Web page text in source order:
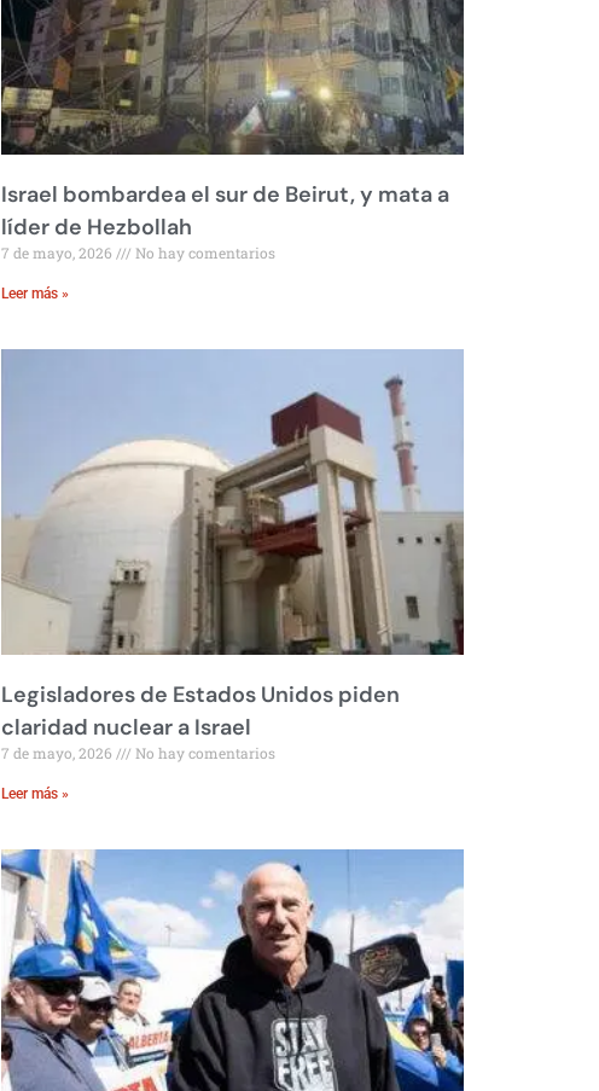
Israel bombardea el sur de Beirut, y mata a
líder de Hezbollah
7 de mayo, 2026 No hay comentarios
Leer más »
Legisladores de Estados Unidos piden
claridad nuclear a Israel
7 de mayo, 2026 No hay comentarios
Leer más »